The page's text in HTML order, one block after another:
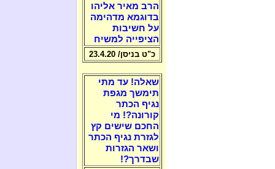
הרב מאיר אליהו
בדוגמא מדהימה
על חשיבות
הציפייה למשיח
כ"ט בניסן/ 23.4.20
שאלה! עד מתי
תימשך מגפת
נגיף הכתר
קורונה?! מי
החכם שישים קץ
לגזרת נגיף הכתר
ושאר הגזרות
שבדרך?!